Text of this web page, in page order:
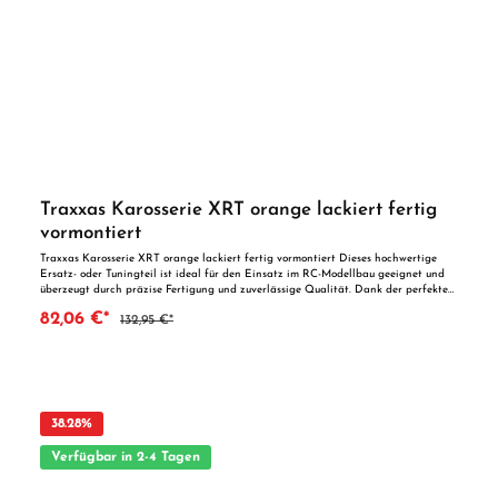
Traxxas Karosserie XRT orange lackiert fertig
vormontiert
Traxxas Karosserie XRT orange lackiert fertig vormontiert Dieses hochwertige
Ersatz- oder Tuningteil ist ideal für den Einsatz im RC-Modellbau geeignet und
überzeugt durch präzise Fertigung und zuverlässige Qualität. Dank der perfekten
geeignet. Vorteile auf einen Blick: Passgenaue Verarbeitung Geeignet für
82,06 €* 132,95 €*
38.28%
Verfügbar in 2-4 Tagen